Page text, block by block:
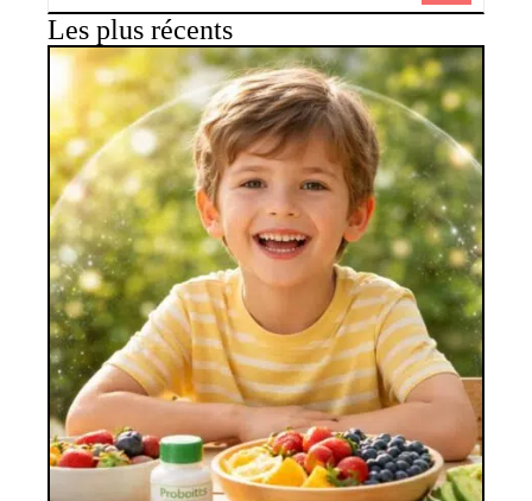
Les plus récents